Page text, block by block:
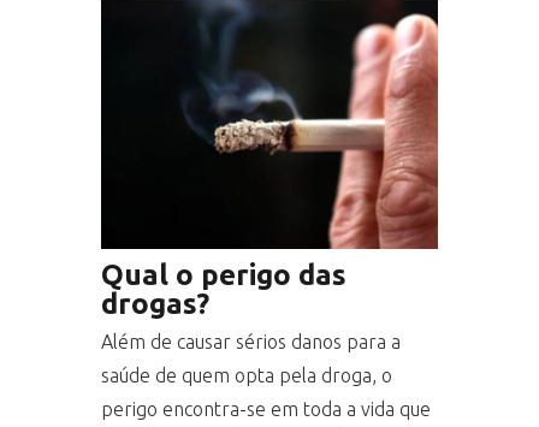
Qual o perigo das
drogas?
Além de causar sérios danos para a
saúde de quem opta pela droga, o
perigo encontra-se em toda a vida que